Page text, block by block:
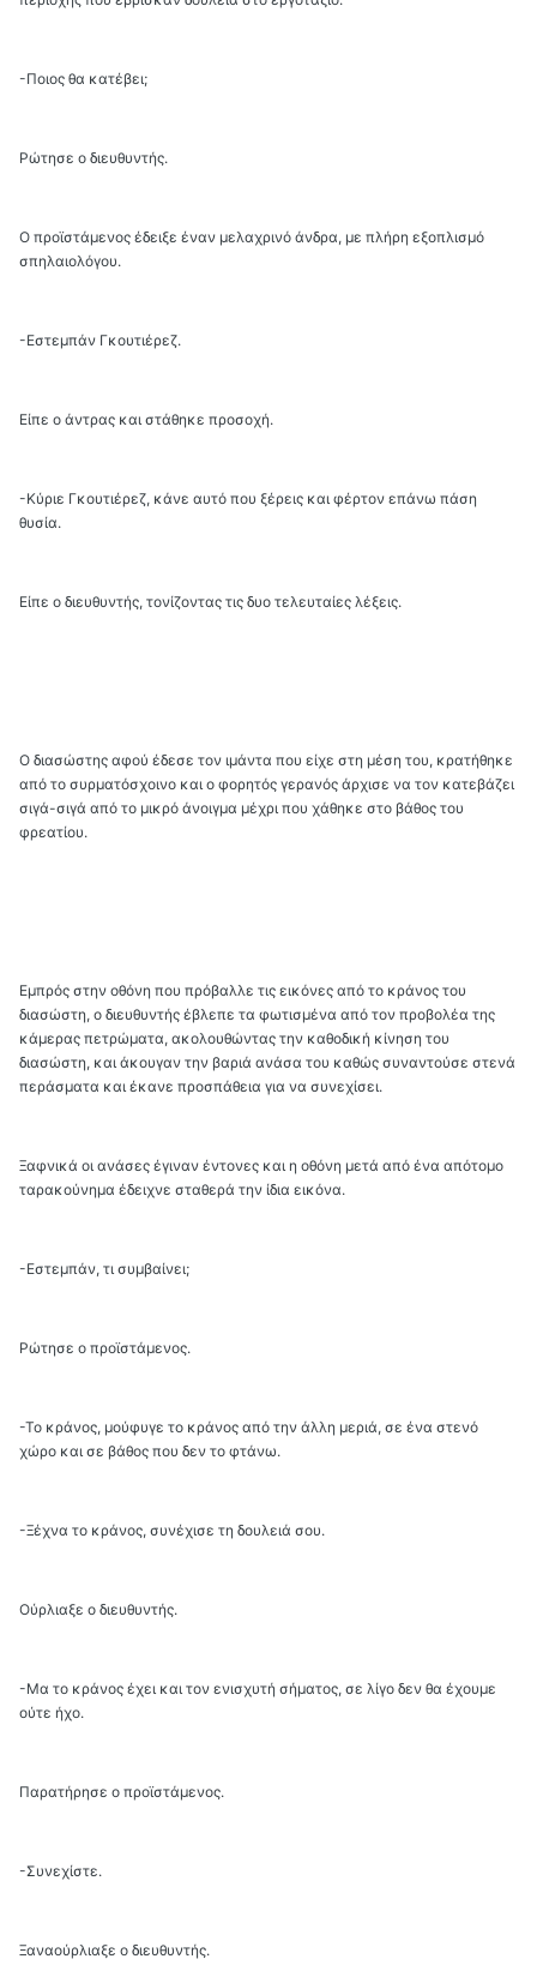
-Ποιος θα κατέβει;
Ρώτησε ο διευθυντής.
Ο προϊστάμενος έδειξε έναν μελαχρινό άνδρα, με πλήρη εξοπλισμό
σπηλαιολόγου.
-Εστεμπάν Γκουτιέρεζ.
Είπε ο άντρας και στάθηκε προσοχή.
-Κύριε Γκουτιέρεζ, κάνε αυτό που ξέρεις και φέρτον επάνω πάση
θυσία.
Είπε ο διευθυντής, τονίζοντας τις δυο τελευταίες λέξεις.
Ο διασώστης αφού έδεσε τον ιμάντα που είχε στη μέση του, κρατήθηκε
από το συρματόσχοινο και ο φορητός γερανός άρχισε να τον κατεβάζει
σιγά-σιγά από το μικρό άνοιγμα μέχρι που χάθηκε στο βάθος του
φρεατίου.
Εμπρός στην οθόνη που πρόβαλλε τις εικόνες από το κράνος του
διασώστη, ο διευθυντής έβλεπε τα φωτισμένα από τον προβολέα της
κάμερας πετρώματα, ακολουθώντας την καθοδική κίνηση του
διασώστη, και άκουγαν την βαριά ανάσα του καθώς συναντούσε στενά
περάσματα και έκανε προσπάθεια για να συνεχίσει.
Ξαφνικά οι ανάσες έγιναν έντονες και η οθόνη μετά από ένα απότομο
ταρακούνημα έδειχνε σταθερά την ίδια εικόνα.
-Εστεμπάν, τι συμβαίνει;
Ρώτησε ο προϊστάμενος.
-Το κράνος, μούφυγε το κράνος από την άλλη μεριά, σε ένα στενό
χώρο και σε βάθος που δεν το φτάνω.
-Ξέχνα το κράνος, συνέχισε τη δουλειά σου.
Ούρλιαξε ο διευθυντής.
-Μα το κράνος έχει και τον ενισχυτή σήματος, σε λίγο δεν θα έχουμε
ούτε ήχο.
Παρατήρησε ο προϊστάμενος.
-Συνεχίστε.
Ξαναούρλιαξε ο διευθυντής.